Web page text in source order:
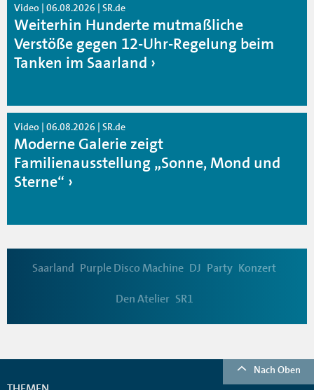
Video | 06.08.2026 | SR.de
Weiterhin Hunderte mutmaßliche
Verstöße gegen 12-Uhr-Regelung beim
Tanken im Saarland
Video | 06.08.2026 | SR.de
Moderne Galerie zeigt
Familienausstellung „Sonne, Mond und
Sterne“
Saarland Purple Disco Machine DJ Party Konzert
Den Atelier SR1
Nach Oben